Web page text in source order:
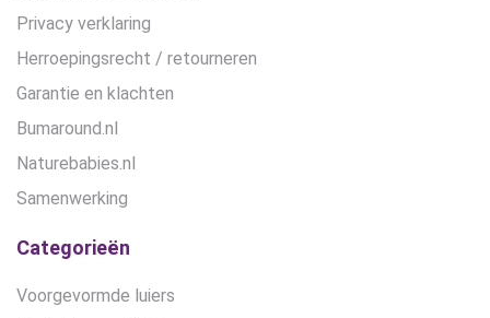
Privacy verklaring
Herroepingsrecht / retourneren
Garantie en klachten
Bumaround.nl
Naturebabies.nl
Samenwerking
Categorieën
Voorgevormde luiers